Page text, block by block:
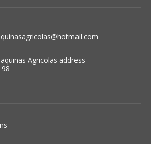
Agricolas address